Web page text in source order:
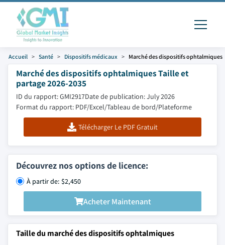
Accueil Santé Dispositifs médicaux Marché des dispositifs ophtalmiques
Marché des dispositifs ophtalmiques Taille et
partage 2026-2035
ID du rapport: GMI2917Date de publication: July 2026
Format du rapport: PDF/Excel/Tableau de bord/Plateforme
Télécharger Le PDF Gratuit
Découvrez nos options de licence:
À partir de: $2,450
Acheter Maintenant
Taille du marché des dispositifs ophtalmiques